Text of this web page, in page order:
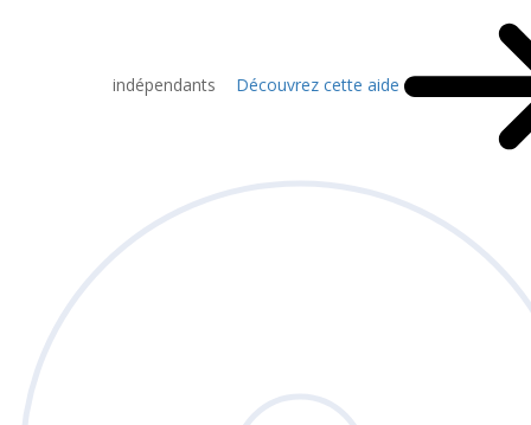
indépendants Découvrez cette aide